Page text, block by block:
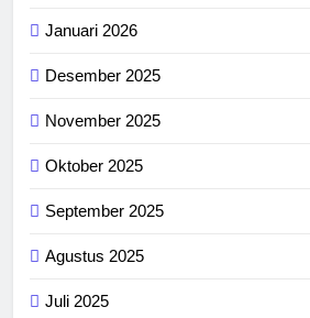
Januari 2026
Desember 2025
November 2025
Oktober 2025
September 2025
Agustus 2025
Juli 2025